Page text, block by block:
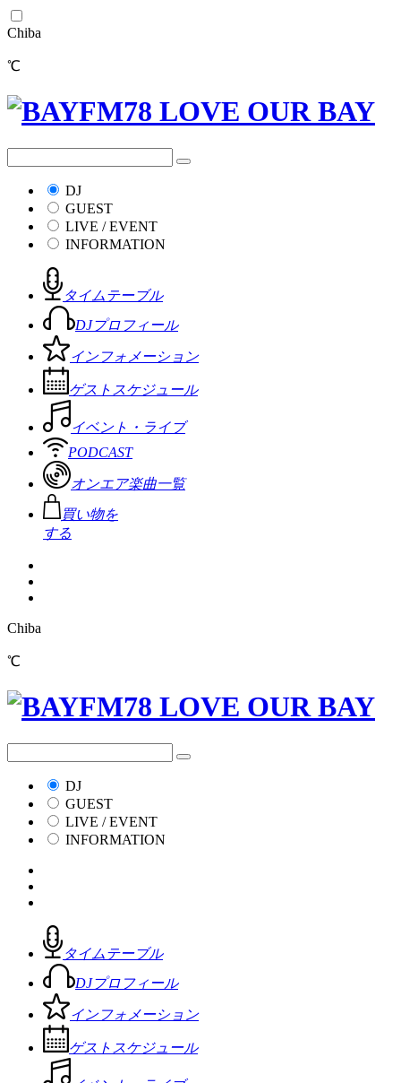
Chiba
℃
DJ
GUEST
LIVE / EVENT
INFORMATION
タイムテーブル
DJプロフィール
インフォメーション
ゲストスケジュール
イベント・ライブ
PODCAST
オンエア楽曲一覧
買い物を
する
Chiba
℃
DJ
GUEST
LIVE / EVENT
INFORMATION
タイムテーブル
DJプロフィール
インフォメーション
ゲストスケジュール